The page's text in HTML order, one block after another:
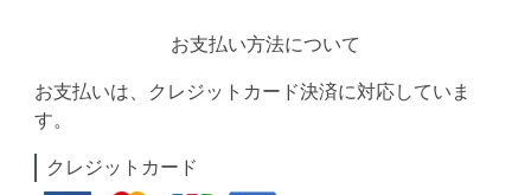
お支払い方法について
お支払いは、クレジットカード決済に対応していま
す。
クレジットカード